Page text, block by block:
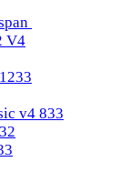
V4
v4 833